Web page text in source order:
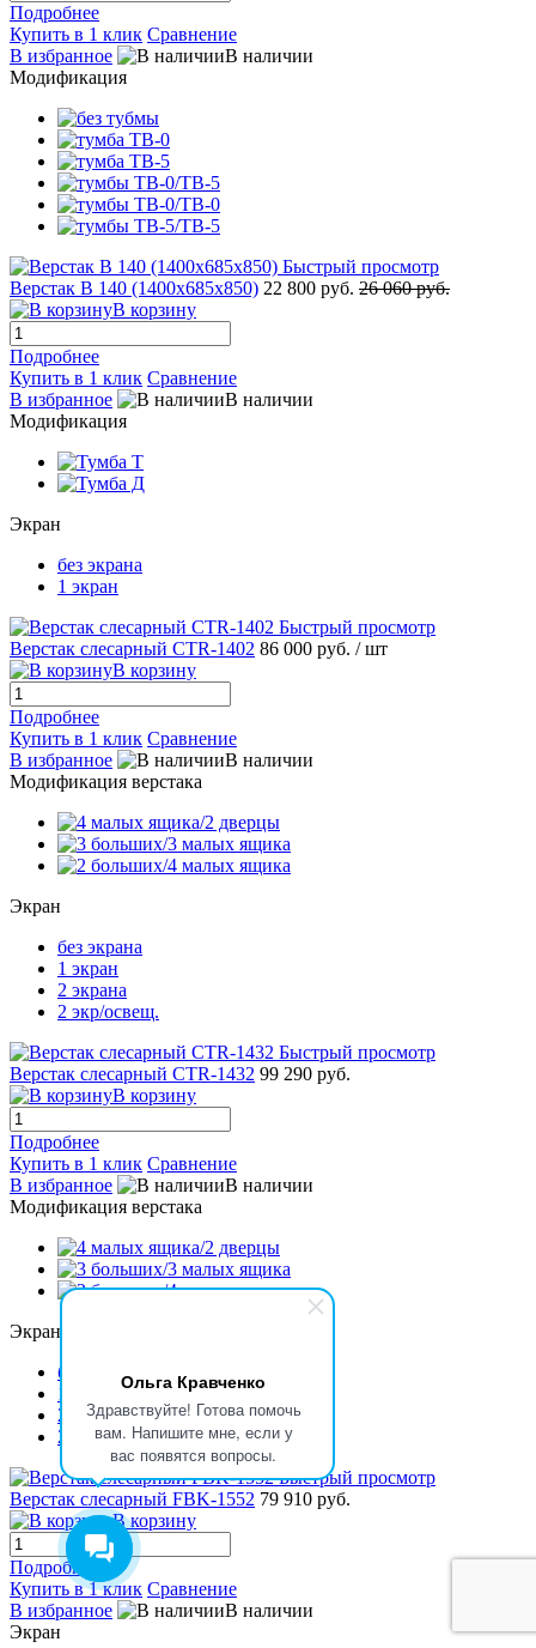
Ольга Кравченко
Здравствуйте! Готова помочь
вам. Напишите мне, если у
вас появятся вопросы.
Подробнее
Купить в 1 клик Сравнение
В избранное
В наличии
Модификация
Быстрый просмотр
Верстак В 140 (1400x685x850) 22 800 руб. 26 060 руб.
В корзину
Подробнее
Купить в 1 клик Сравнение
В избранное
В наличии
Модификация
Экран
без экрана
1 экран
Быстрый просмотр
Верстак слесарный CTR-1402 86 000 руб. / шт
В корзину
Подробнее
Купить в 1 клик Сравнение
В избранное
В наличии
Модификация верстака
Экран
без экрана
1 экран
2 экрана
2 экр/освещ.
Быстрый просмотр
Верстак слесарный CTR-1432 99 290 руб.
В корзину
Подробнее
Купить в 1 клик Сравнение
В избранное
В наличии
Модификация верстака
Экран
без экрана
1 экран
2 экрана
2 экр/освещ.
Быстрый просмотр
Верстак слесарный FBK-1552 79 910 руб.
В корзину
Подробнее
Купить в 1 клик Сравнение
В избранное
В наличии
Экран